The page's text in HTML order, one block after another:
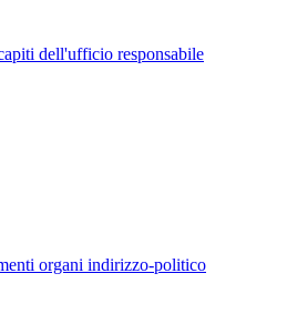
dell'ufficio responsabile
organi indirizzo-politico